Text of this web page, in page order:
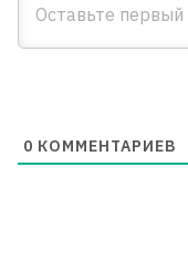
0 КОММЕНТАРИЕВ